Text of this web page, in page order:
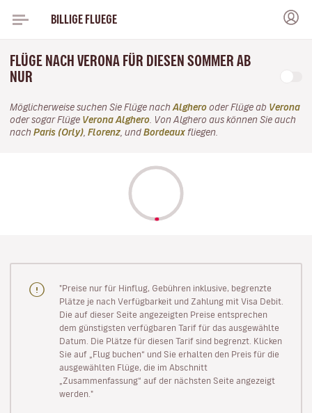
BILLIGE FLUEGE
FLÜGE NACH VERONA FÜR DIESEN SOMMER AB
NUR
Möglicherweise suchen Sie Flüge nach Alghero oder Flüge ab Verona
oder sogar Flüge Verona Alghero . Von Alghero aus können Sie auch
nach Paris (Orly) Florenz , und Bordeaux fliegen.
"Preise nur für Hinflug, Gebühren inklusive, begrenzte
Plätze je nach Verfügbarkeit und Zahlung mit Visa Debit.
Die auf dieser Seite angezeigten Preise entsprechen
dem günstigsten verfügbaren Tarif für das ausgewählte
Datum. Die Plätze für diesen Tarif sind begrenzt. Klicken
Sie auf „Flug buchen“ und Sie erhalten den Preis für die
ausgewählten Flüge, die im Abschnitt
„Zusammenfassung“ auf der nächsten Seite angezeigt
werden."